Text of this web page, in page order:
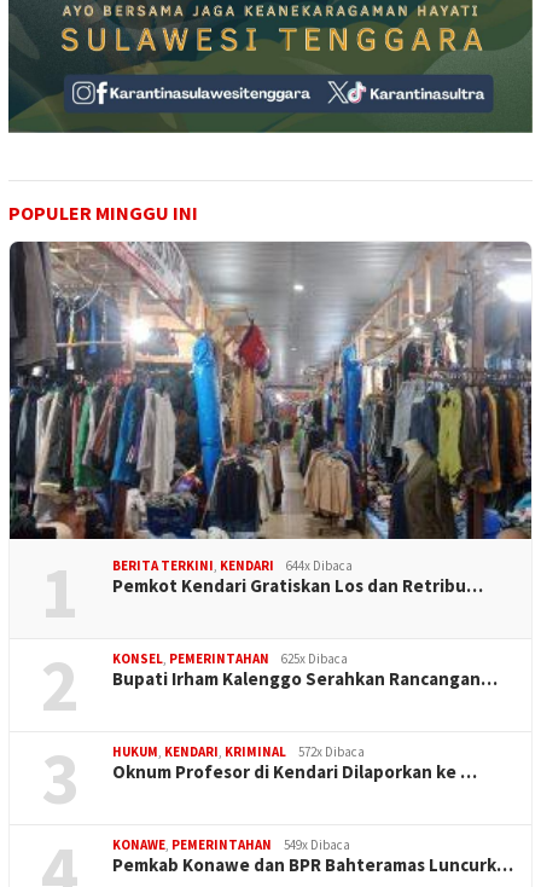
POPULER MINGGU INI
1 BERITA TERKINI KENDARI 644x Dibaca
Pemkot Kendari Gratiskan Los dan Retribu…
2 KONSEL PEMERINTAHAN 625x Dibaca
Bupati Irham Kalenggo Serahkan Rancangan…
3 HUKUM KENDARI KRIMINAL 572x Dibaca
Oknum Profesor di Kendari Dilaporkan ke …
KONAWE PEMERINTAHAN 549x Dibaca
Pemkab Konawe dan BPR Bahteramas Luncurk…